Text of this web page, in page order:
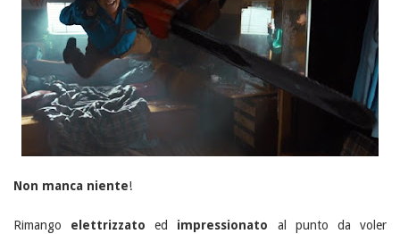
Non manca niente!
Rimango elettrizzato ed impressionato al punto da voler